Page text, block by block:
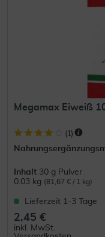
Megamax Eiweiß
(1 )
Inhalt 30 g Pulver
0.03 kg (81,67 € / 1 kg)
Lieferzeit 1-3 Tage
2,45 €
inkl. MwSt.